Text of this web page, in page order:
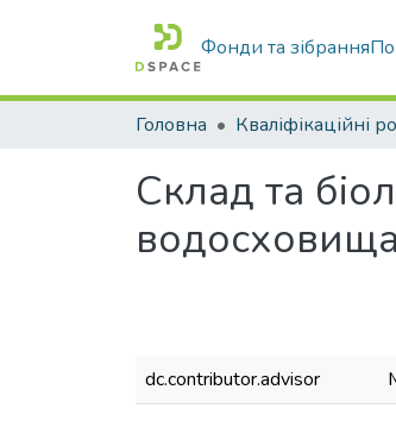
Фонди та зібрання
Головна Кваліфікаційні
Склад та
dc.contributor.advisor